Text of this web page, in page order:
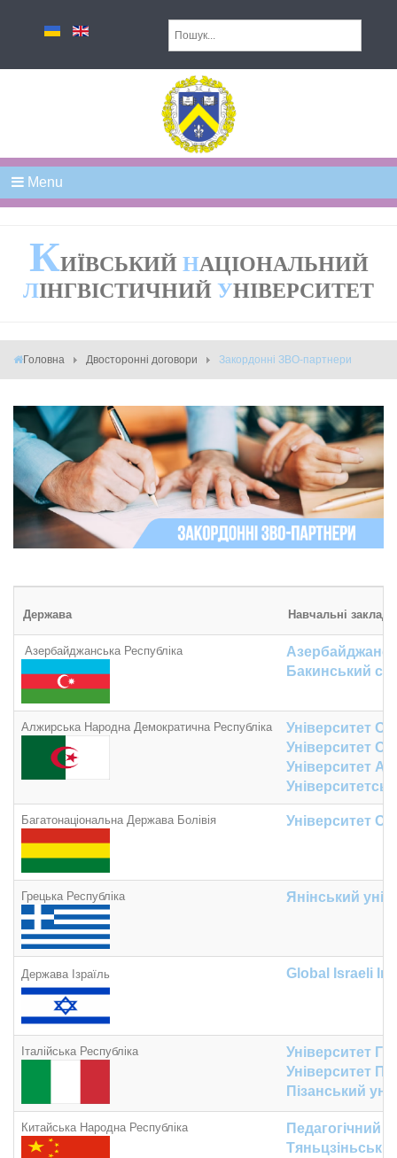
Menu
КИЇВСЬКИЙ НАЦІОНАЛЬНИЙ
ЛІНГВІСТИЧНИЙ УНІВЕРСИТЕТ
Головна Двосторонні договори Закордонні ЗВО-партнери
Держава Навчальні заклади
Азербайджанська Республіка
Бакинський
Алжирська Народна Демократична Республіка
Університет
Університет
Університет
Багатонаціональна Держава Болівія Університет
Грецька Республіка Янінський
Держава Ізраїль Global Israeli
Італійська Республіка
Університет
Університет
Пізанський
Китайська Народна Республіка
Педагогічний